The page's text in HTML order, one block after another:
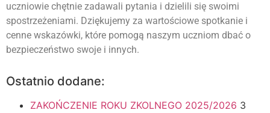
uczniowie chętnie zadawali pytania i dzielili się swoimi
spostrzeżeniami. Dziękujemy za wartościowe spotkanie i
cenne wskazówki, które pomogą naszym uczniom dbać o
bezpieczeństwo swoje i innych.
Ostatnio dodane:
ZAKOŃCZENIE ROKU ZKOLNEGO 2025/2026 3